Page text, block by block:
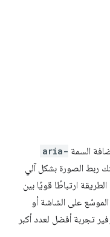
السمةaria-
الصورة بشكل آلي
ارتباطًا قويًا بين
على الشاشة أو
أفضل لعدد أكبر